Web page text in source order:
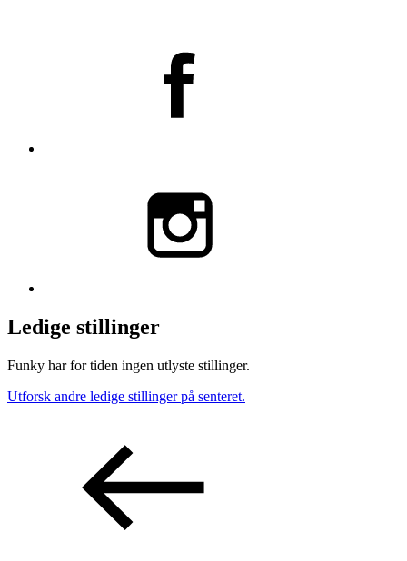
Ledige stillinger
Funky har for tiden ingen utlyste stillinger.
Utforsk andre ledige stillinger på senteret.